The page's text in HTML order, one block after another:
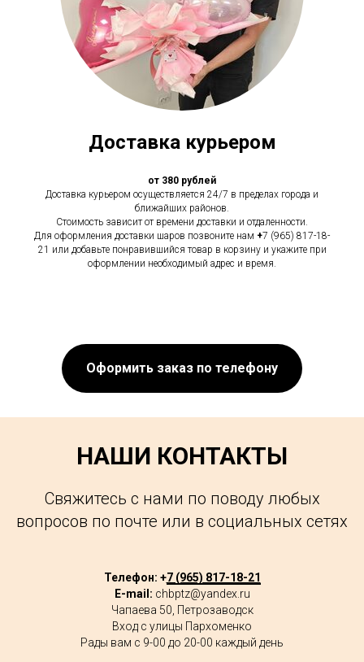
Доставка курьером
от 380 рублей
Доставка курьером осуществляется 24/7 в пределах города и
ближайших районов.
Стоимость зависит от времени доставки и отдаленности.
Для оформления доставки шаров позвоните нам +7 (965) 817-18-
21 или добавьте понравившийся товар в корзину и укажите при
оформлении необходимый адрес и время.
Оформить заказ по телефону
НАШИ КОНТАКТЫ
Свяжитесь с нами по поводу любых
вопросов по почте или в социальных сетях
Телефон: +7 (965) 817-18-21
E-mail: chbptz@yandex.ru
Чапаева 50, Петрозаводск
Вход с улицы Пархоменко
Рады вам с 9-00 до 20-00 каждый день